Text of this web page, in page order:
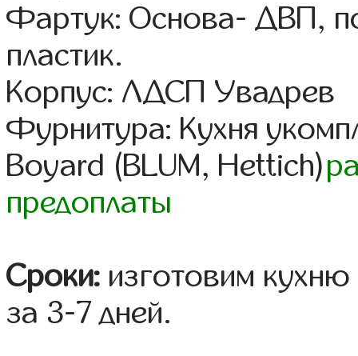
Фартук: Основа- ДВП,
пластик.
Корпус: ЛДСП Увадрев
Фурнитура: Кухня
Boyard (BLUM, Hettich)
предоплаты
Сроки: изготовим
за 3-7 дней.